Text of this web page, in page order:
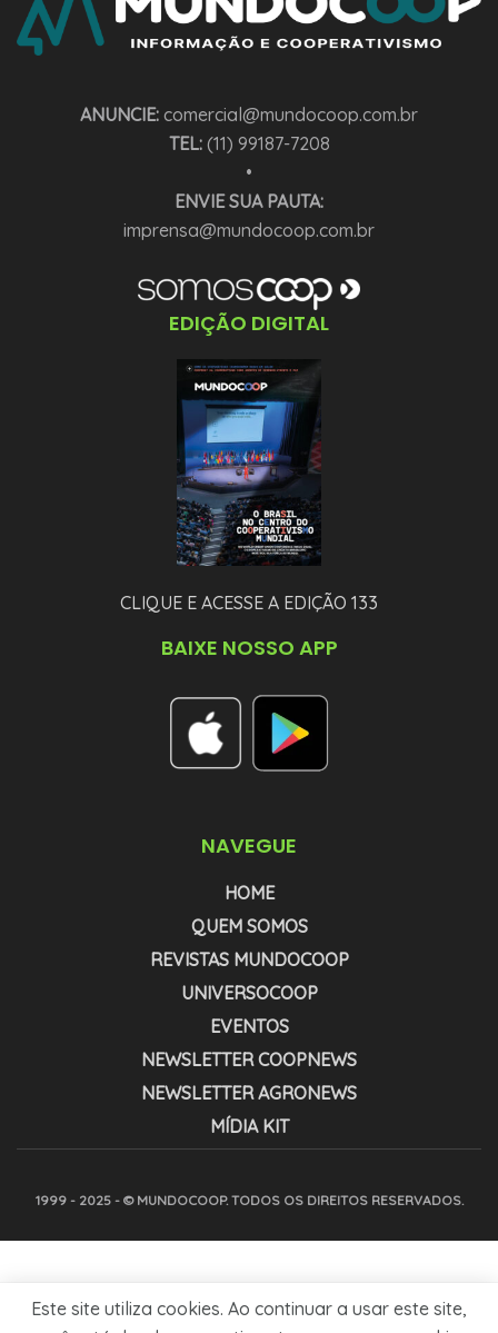
ANUNCIE: comercial@mundocoop.com.br
TEL:(11) 99187-7208
•
ENVIE SUA PAUTA:
imprensa@mundocoop.com.br
EDIÇÃO DIGITAL
CLIQUE E ACESSE A EDIÇÃO 133
BAIXE NOSSO APP
NAVEGUE
HOME
QUEM SOMOS
REVISTAS MUNDOCOOP
UNIVERSOCOOP
EVENTOS
NEWSLETTER COOPNEWS
NEWSLETTER AGRONEWS
MÍDIA KIT
1999 - 2025 - © MUNDOCOOP. TODOS OS DIREITOS RESERVADOS.
Este site utiliza cookies. Ao continuar a usar este site,